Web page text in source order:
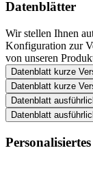
Datenblätter
Wir stellen Ihnen
Konfiguration zur
von unseren
Datenblatt kurze
Datenblatt kurze
Datenblatt
Datenblatt